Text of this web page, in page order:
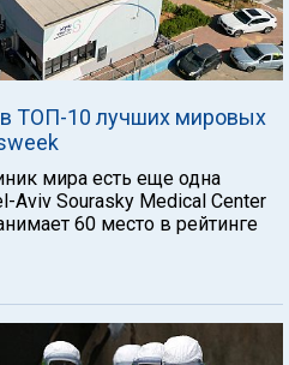
TOП-10 лучших мировых
мира есть еще одна
Aviv Sourasky Medical Center
60 место в рейтинге